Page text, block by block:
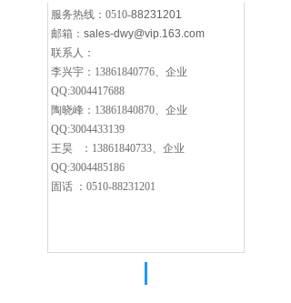
服务热线：0510-88231201
邮箱： sales-dwy@vip.163.com
联系人：
李兴宇：13861840776、企业
QQ:3004417688
陶晓峰：13861840870、企业
QQ:3004433139
王昊 ：13861840733、企业
QQ:3004485186
固话 ：0510-88231201